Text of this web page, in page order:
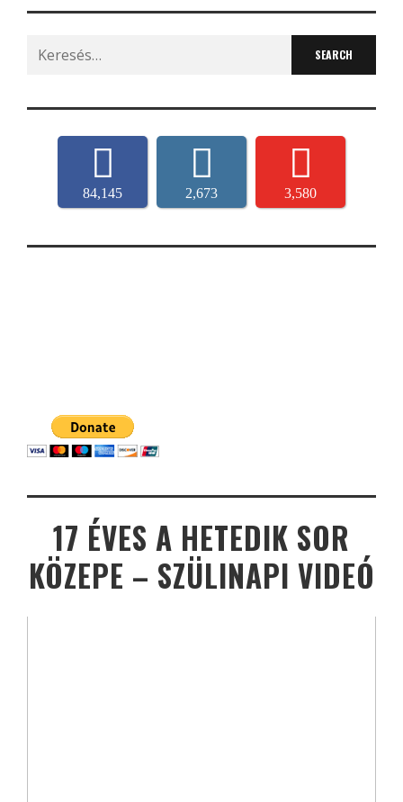
Search
for:
84,145 2,673 3,580
17 ÉVES A HETEDIK SOR
KÖZEPE – SZÜLINAPI VIDEÓ